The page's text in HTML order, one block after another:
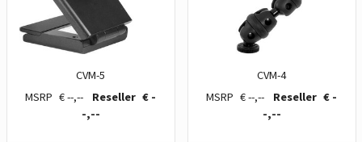
CVM-5
€ --,--
€ -
-,--
CVM-4
€ --,--
€ -
-,--